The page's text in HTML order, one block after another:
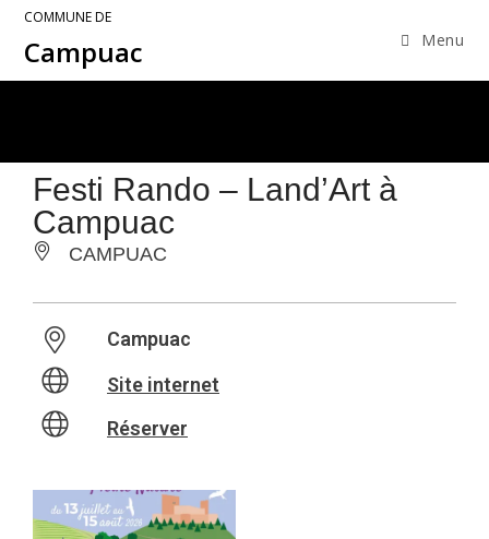
COMMUNE DE
Campuac Menu
Festi Rando – Land’Art à
Campuac
CAMPUAC
Campuac
Site internet
Réserver